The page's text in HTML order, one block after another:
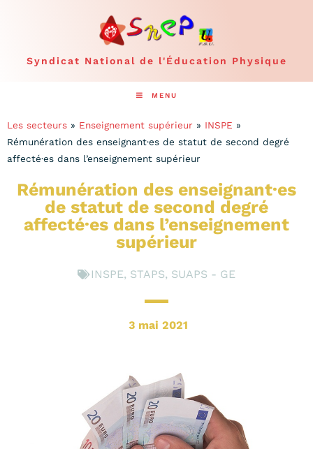
Syndicat National de l'Éducation Physique
MENU
Les secteurs » Enseignement supérieur » INSPE »
Rémunération des enseignant·es de statut de second degré
affecté·es dans l’enseignement supérieur
Rémunération des enseignant·es
de statut de second degré
affecté·es dans l’enseignement
supérieur
INSPE, STAPS, SUAPS - GE
3 mai 2021